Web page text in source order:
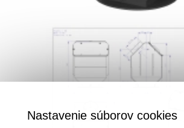
Nastavenie súborov cookies